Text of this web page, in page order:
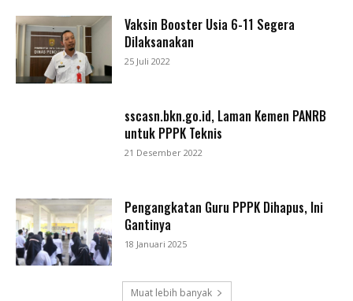
Vaksin Booster Usia 6-11 Segera
Dilaksanakan
25 Juli 2022
sscasn.bkn.go.id, Laman Kemen PANRB
untuk PPPK Teknis
21 Desember 2022
Pengangkatan Guru PPPK Dihapus, Ini
Gantinya
18 Januari 2025
Muat lebih banyak